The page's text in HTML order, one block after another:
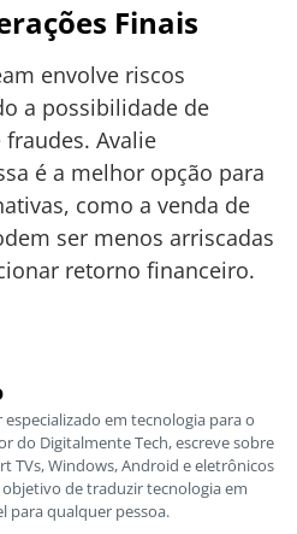
Finais
envolve riscos
a possibilidade de
Avalie
é a melhor opção para
como a venda de
ser menos arriscadas
retorno financeiro.
especializado em tecnologia para o
do Digitalmente Tech, escreve sobre
TVs, Windows, Android e eletrônicos
objetivo de traduzir tecnologia em
para qualquer pessoa.